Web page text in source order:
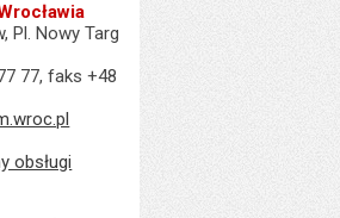
Pl. Nowy Targ
77, faks +48
obsługi